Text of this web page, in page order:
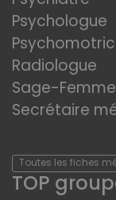
Psychologue
Radiologue
Sage-Femme
Secrétaire
Toutes les fiches
TOP